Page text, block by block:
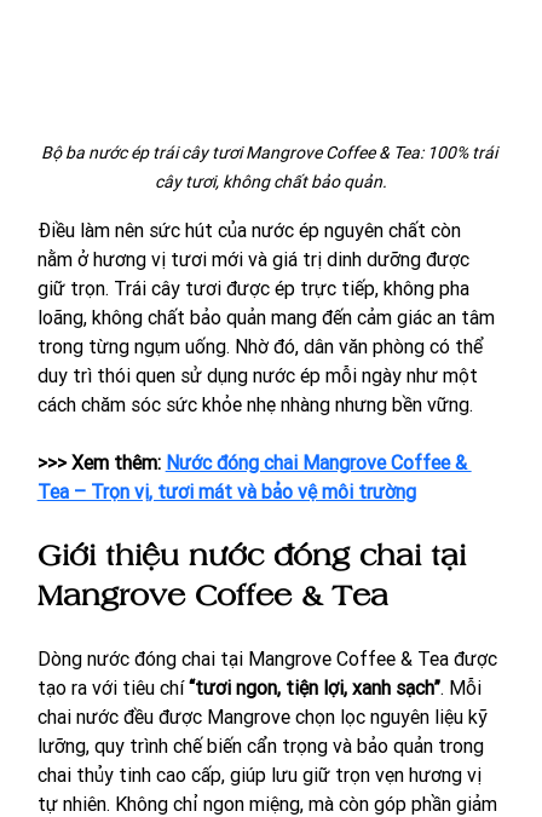
Bộ ba nước ép trái cây tươi Mangrove Coffee & Tea: 100% trái
cây tươi, không chất bảo quản.
Điều làm nên sức hút của nước ép nguyên chất còn
nằm ở hương vị tươi mới và giá trị dinh dưỡng được
giữ trọn. Trái cây tươi được ép trực tiếp, không pha
loãng, không chất bảo quản mang đến cảm giác an tâm
trong từng ngụm uống. Nhờ đó, dân văn phòng có thể
duy trì thói quen sử dụng nước ép mỗi ngày như một
cách chăm sóc sức khỏe nhẹ nhàng nhưng bền vững.
>>> Xem thêm: Nước đóng chai Mangrove Coffee &
Tea – Trọn vị, tươi mát và bảo vệ môi trường
Giới thiệu nước đóng chai tại
Mangrove Coffee & Tea
Dòng nước đóng chai tại Mangrove Coffee & Tea được
tạo ra với tiêu chí “tươi ngon, tiện lợi, xanh sạch”. Mỗi
chai nước đều được Mangrove chọn lọc nguyên liệu kỹ
lưỡng, quy trình chế biến cẩn trọng và bảo quản trong
chai thủy tinh cao cấp, giúp lưu giữ trọn vẹn hương vị
tự nhiên. Không chỉ ngon miệng, mà còn góp phần giảm